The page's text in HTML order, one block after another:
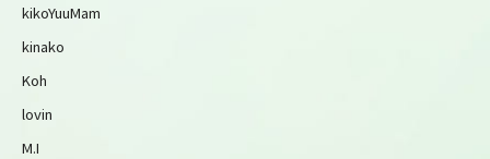
kikoYuuMam
kinako
Koh
lovin
M.I